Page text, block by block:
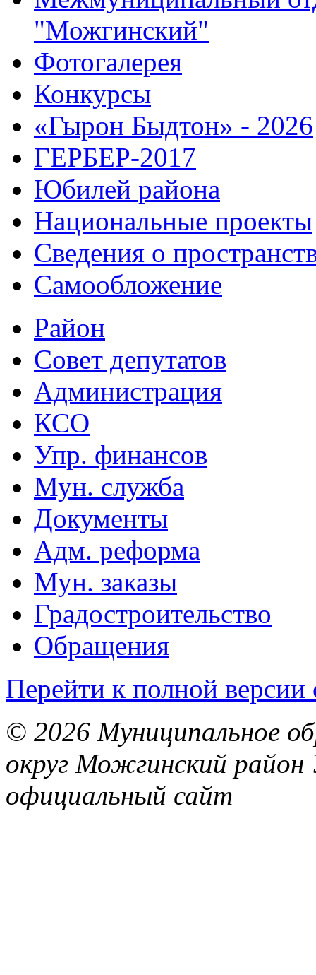
"Можгинский"
Фотогалерея
Конкурсы
«Гырон Быдтон» - 2026
ГЕРБЕР-2017
Юбилей района
Национальные проекты
Сведения о
Самообложение
Район
Совет депутатов
Администрация
КСО
Упр. финансов
Мун. служба
Документы
Адм. реформа
Мун. заказы
Градостроительство
Обращения
Перейти к полной версии
© 2026 Муниципальное
округ Можгинский район
официальный сайт